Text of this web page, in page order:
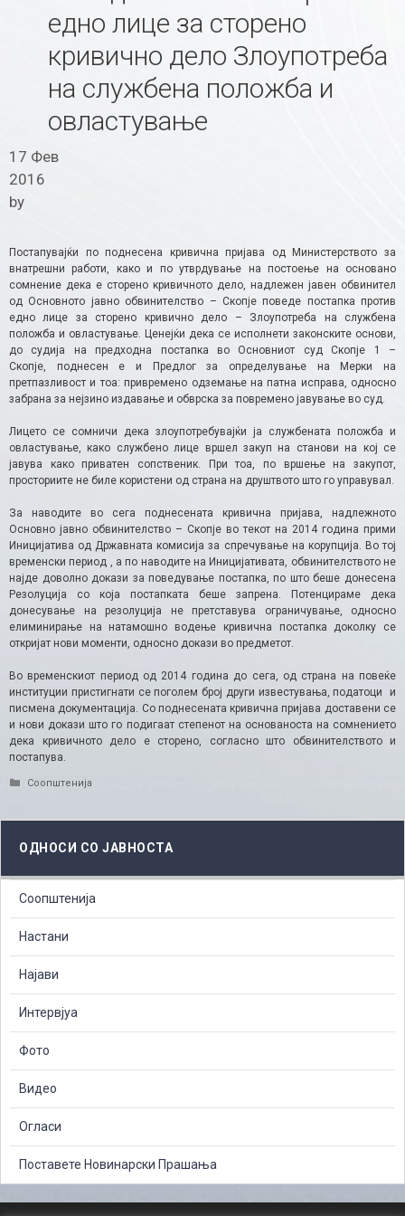
едно лице за сторено
кривично дело Злоупотреба
на службена положба и
овластување
17 Фев
2016
by
Постапувајќи по поднесена кривична пријава од Министерството за
внатрешни работи, како и по утврдување на постоење на основано
сомнение дека е сторено кривичното дело, надлежен јавен обвинител
од Основното јавно обвинителство – Скопје поведе постапка против
едно лице за сторено кривично дело – Злоупотреба на службена
положба и овластување. Ценејќи дека се исполнети законските основи,
до судија на предходна постапка во Основниот суд Скопје 1 –
Скопје, поднесен е и Предлог за определување на Мерки на
претпазливост и тоа: привремено одземање на патна исправа, односно
забрана за нејзино издавање и обврска за повремено јавување во суд.
Лицето се сомничи дека злоупотребувајќи ја службената положба и
овластување, како службено лице вршел закуп на станови на кој се
јавува како приватен сопственик. При тоа, по вршење на закупот,
просториите не биле користени од страна на друштвото што го управувал.
За наводите во сега поднесената кривична пријава, надлежното
Основно јавно обвинителство – Скопје во текот на 2014 година прими
Иницијатива од Државната комисија за спречување на корупција. Во тој
временски период , а по наводите на Иницијативата, обвинителството не
најде доволно докази за поведување постапка, по што беше донесена
Резолуција со која постапката беше запрена. Потенцираме дека
донесување на резолуција не претставува ограничување, односно
елиминирање на натамошно водење кривична постапка доколку се
откријат нови моменти, односно докази во предметот.
Во временскиот период од 2014 година до сега, од страна на повеќе
институции пристигнати се поголем број други известувања, податоци и
писмена документација. Со поднесената кривична пријава доставени се
и нови докази што го подигаат степенот на основаноста на сомнението
дека кривичното дело е сторено, согласно што обвинителството и
постапува.
Categories
Соопштенија
ОДНОСИ СО ЈАВНОСТА
Соопштенија
Настани
Најави
Интервјуа
Фото
Видео
Огласи
Поставете Новинарски Прашања